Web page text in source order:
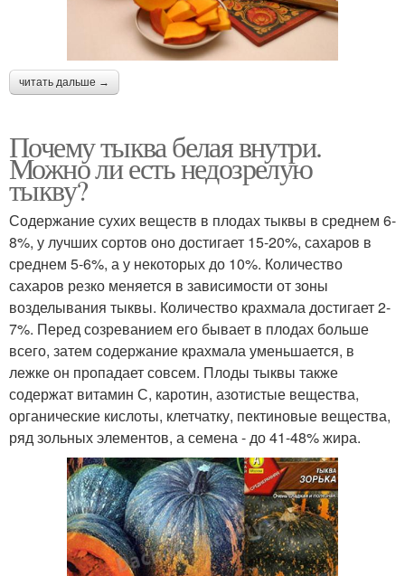
читать дальше →
Почему тыква белая внутри.
Можно ли есть недозрелую
тыкву?
Содержание сухих веществ в плодах тыквы в среднем 6-
8%, у лучших сортов оно достигает 15-20%, сахаров в
среднем 5-6%, а у некоторых до 10%. Количество
сахаров резко меняется в зависимости от зоны
возделывания тыквы. Количество крахмала достигает 2-
7%. Перед созреванием его бывает в плодах больше
всего, затем содержание крахмала уменьшается, в
лежке он пропадает совсем. Плоды тыквы также
содержат витамин С, каротин, азотистые вещества,
органические кислоты, клетчатку, пектиновые вещества,
ряд зольных элементов, а семена - до 41-48% жира.